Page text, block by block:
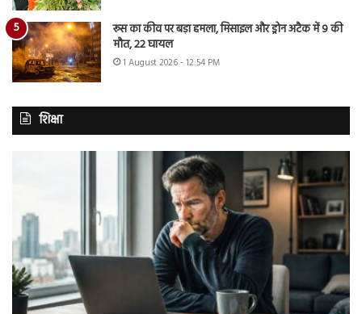
रूस का कीव पर बड़ा हमला, मिसाइल और ड्रोन अटैक में 9 की
मौत, 22 घायल
1 August 2026 - 12:54 PM
शिक्षा